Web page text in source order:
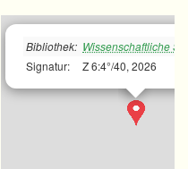
Bibliothek: Wissenschaftliche
Signatur:
Z 6:4°/40, 2026